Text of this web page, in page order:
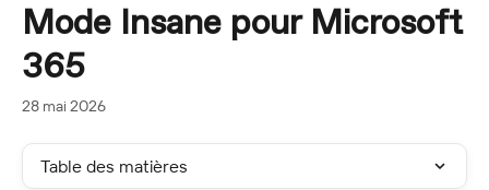
Mode Insane pour Microsoft
365
28 mai 2026
Table des matières